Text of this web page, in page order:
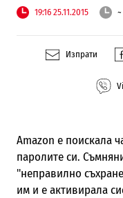
19:16 25.11.2015
Изпрати
Amazon е поискала
паролите си.
"неправилно
им и е активирала